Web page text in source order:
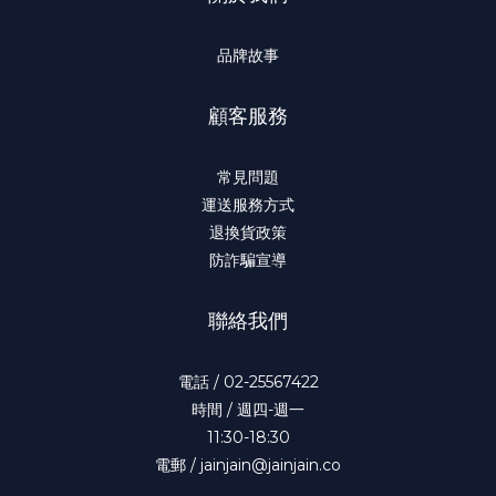
品牌故事
顧客服務
常見問題
運送服務方式
退換貨政策
防詐騙宣導
聯絡我們
電話 / 02-25567422
時間 / 週四-週一
11:30-18:30
電郵 / jainjain@jainjain.co